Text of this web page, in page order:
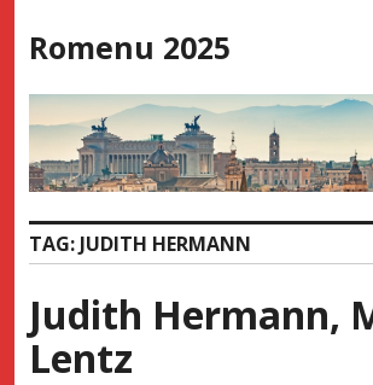
to
Romenu 2025
TAG: JUDITH HERMANN
Judith Hermann,
Lentz